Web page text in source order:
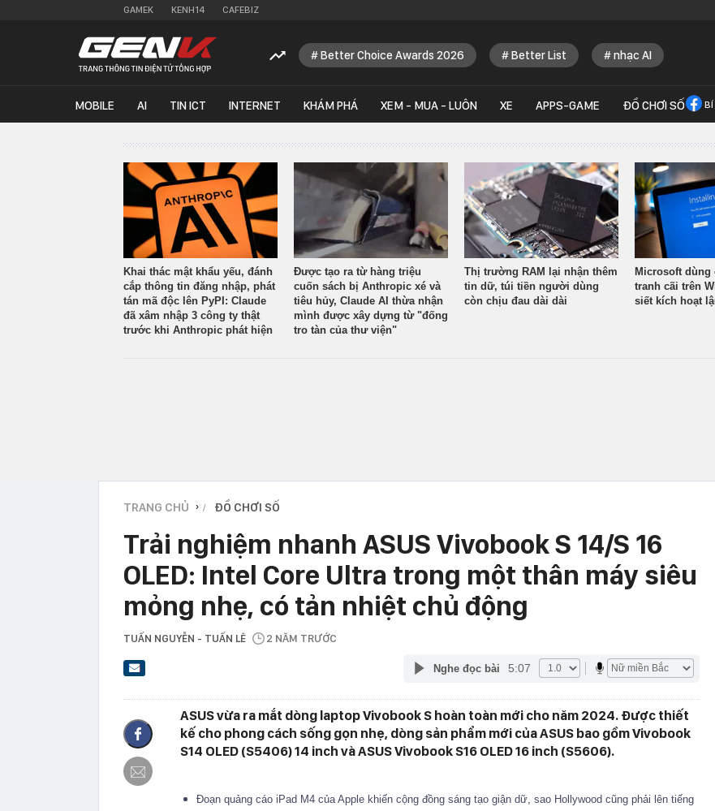
GAMEK KENH14 CAFEBIZ
Better Choice Awards 2026 Better List nhạc AI
MOBILE AI TIN ICT INTERNET KHÁM PHÁ XEM - MUA - LUÔN XE APPS-GAME ĐỒ CHƠI SỐ BÍ
Khai thác mật khẩu yếu, đánh
cắp thông tin đăng nhập, phát
tán mã độc lên PyPI: Claude
đã xâm nhập 3 công ty thật
trước khi Anthropic phát hiện
Được tạo ra từ hàng triệu
cuốn sách bị Anthropic xé và
tiêu hủy, Claude AI thừa nhận
mình được xây dựng từ "đống
tro tàn của thư viện"
Thị trường RAM lại nhận thêm
tin dữ, túi tiền người dùng
còn chịu đau dài dài
Microsoft dùng
tranh cãi trên
siết kích hoạt
TRANG CHỦ › ĐỒ CHƠI SỐ
Trải nghiệm nhanh ASUS Vivobook S 14/S 16
OLED: Intel Core Ultra trong một thân máy siêu
mỏng nhẹ, có tản nhiệt chủ động
TUẤN NGUYỄN - TUẤN LÊ 2 NĂM TRƯỚC
Nghe đọc bài 5:07
ASUS vừa ra mắt dòng laptop Vivobook S hoàn toàn mới cho năm 2024. Được thiết
kế cho phong cách sống gọn nhẹ, dòng sản phẩm mới của ASUS bao gồm Vivobook
S14 OLED (S5406) 14 inch và ASUS Vivobook S16 OLED 16 inch (S5606).
Đoạn quảng cáo iPad M4 của Apple khiến cộng đồng sáng tạo giận dữ, sao Hollywood cũng phải lên tiếng